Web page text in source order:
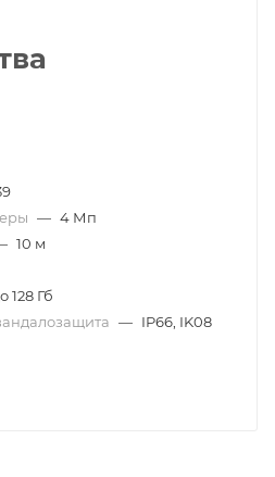
— 4 Мп
10 м
128 Гб
— IP66, IK08